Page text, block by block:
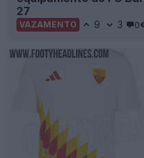
27
VAZAMENTO 9 3 0